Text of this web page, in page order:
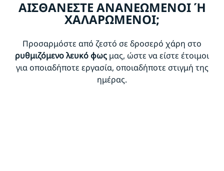
ΑΙΣΘΑΝΕΣΤΕ ΑΝΑΝΕΩΜΕΝΟΙ Ή Χ
ΑΛΑΡΩΜΕΝΟΙ;
Προσαρμόστε από ζεστό σε δροσερό χάρη στο
ρυθμιζόμενο λευκό φως μας, ώστε να είστε έτοιμοι
για οποιαδήποτε εργασία, οποιαδήποτε στιγμή της
ημέρας.